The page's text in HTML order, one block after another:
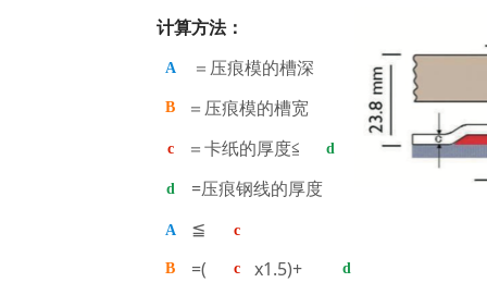
d
d
=压痕钢线的厚度
=( x1.5)+
＝压痕模的槽宽
＝卡纸的厚度≦
压痕模的槽深
计算方法：
≦
A
B
c
d
A
B
c
c
＝